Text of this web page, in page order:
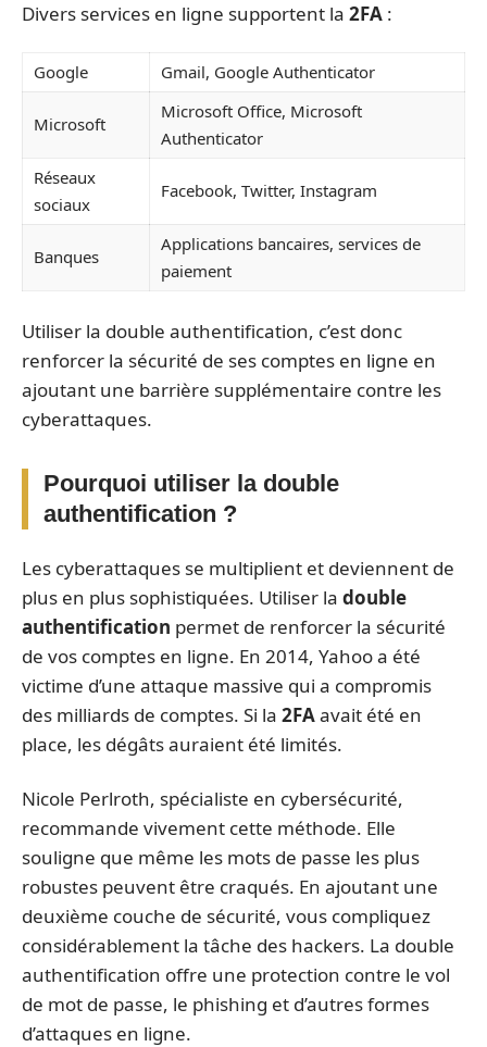
Divers services en ligne supportent la 2FA :
Google Gmail, Google Authenticator
Microsoft
Microsoft Office, Microsoft
Authenticator
Réseaux
sociaux
Facebook, Twitter, Instagram
Banques
Applications bancaires, services de
paiement
Utiliser la double authentification, c’est donc
renforcer la sécurité de ses comptes en ligne en
ajoutant une barrière supplémentaire contre les
cyberattaques.
Pourquoi utiliser la double
authentification ?
Les cyberattaques se multiplient et deviennent de
plus en plus sophistiquées. Utiliser la double
authentification permet de renforcer la sécurité
de vos comptes en ligne. En 2014, Yahoo a été
victime d’une attaque massive qui a compromis
des milliards de comptes. Si la 2FAavait été en
place, les dégâts auraient été limités.
Nicole Perlroth, spécialiste en cybersécurité,
recommande vivement cette méthode. Elle
souligne que même les mots de passe les plus
robustes peuvent être craqués. En ajoutant une
deuxième couche de sécurité, vous compliquez
considérablement la tâche des hackers. La double
authentification offre une protection contre le vol
de mot de passe, le phishing et d’autres formes
d’attaques en ligne.